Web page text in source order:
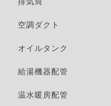
空調ダクト
オイルタンク
給湯機器配管
温水暖房配管